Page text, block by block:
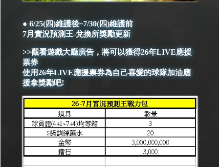
● 6/25(四)維護後~7/30(四)維護前
7月實況預測王-兌換所獎勵更新
>>觀看遊戲大廳廣告，將可以獲得26年LIVE應援
票券
使用26年LIVE應援票券為自己喜愛的球隊加油應
援拿獎勵吧!